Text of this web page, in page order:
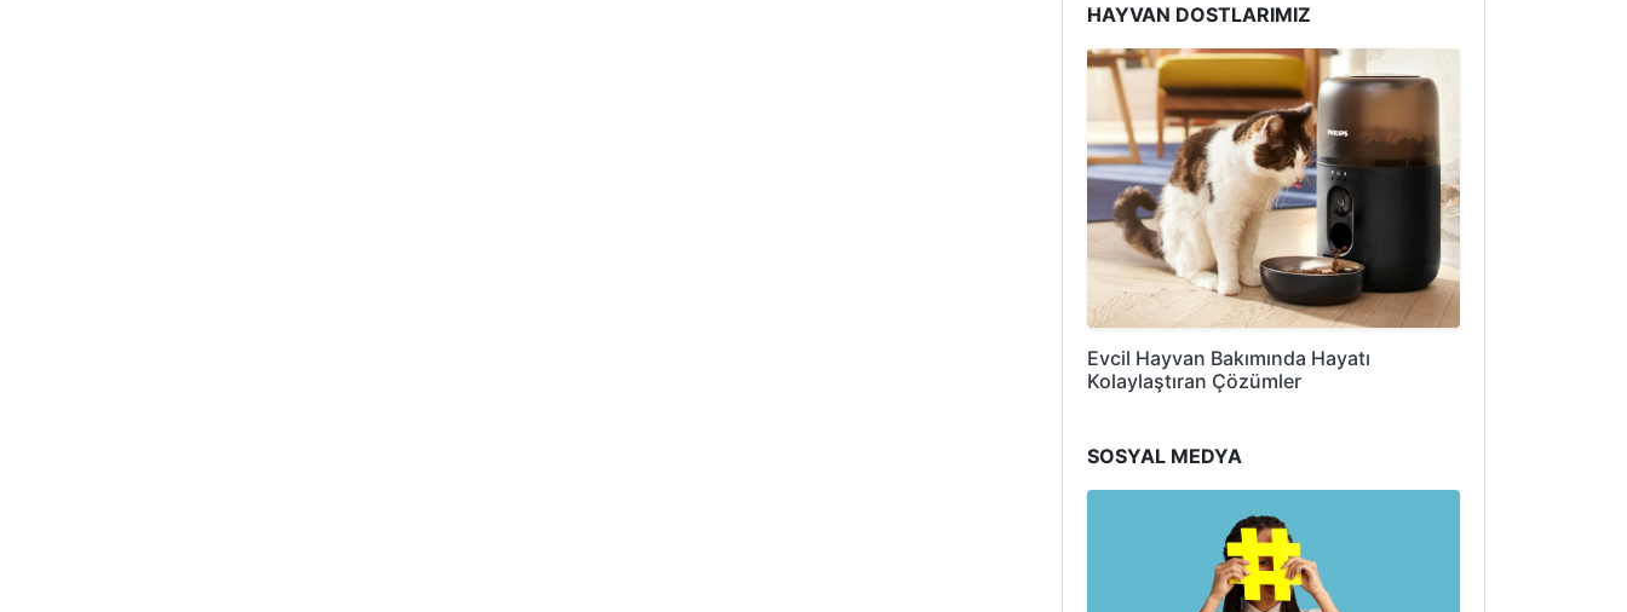
HAYVAN DOSTLARIMIZ
Evcil Hayvan Bakımında Hayatı
Kolaylaştıran Çözümler
SOSYAL MEDYA